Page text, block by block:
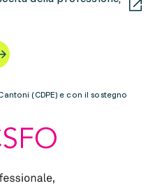
(CDPE) e con il sostegno